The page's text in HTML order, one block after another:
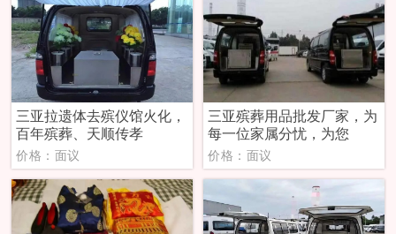
三亚拉遗体去殡仪馆火化，
百年殡葬、天顺传孝
价格：面议
三亚殡葬用品批发厂家，为
每一位家属分忧，为您
价格：面议